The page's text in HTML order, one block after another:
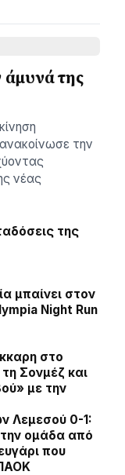
άμυνά της
την
νέας
της
μπαίνει στον
Night Run
στο
Σονμέζ και
με την
Λεμεσού 0-1:
ομάδα από
που